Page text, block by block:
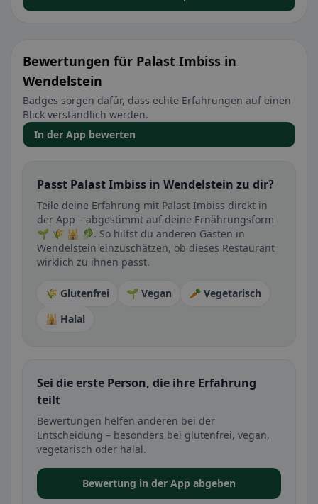
Bewertungen für Palast Imbiss in
Wendelstein
Badges sorgen dafür, dass echte Erfahrungen auf einen
Blick verständlich werden.
In der App bewerten
Passt Palast Imbiss in Wendelstein zu dir?
Teile deine Erfahrung mit Palast Imbiss direkt in
der App – abgestimmt auf deine Ernährungsform
🌱 🌾 🕌 🥬. So hilfst du anderen Gästen in
Wendelstein einzuschätzen, ob dieses Restaurant
wirklich zu ihnen passt.
🌾 Glutenfrei 🌱 Vegan
🥕 Vegetarisch
🕌 Halal
Sei die erste Person, die ihre Erfahrung
teilt
Bewertungen helfen anderen bei der
Entscheidung – besonders bei glutenfrei, vegan,
vegetarisch oder halal.
Bewertung in der App abgeben